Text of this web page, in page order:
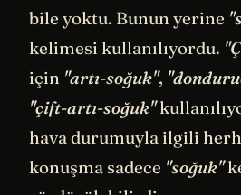
bile yoktu. Bunun yerine
kelimesi kullanılıyordu.
için "artı-soğuk",
"çift-artı-soğuk"
hava durumuyla ilgili
konuşma sadece "soğuk"